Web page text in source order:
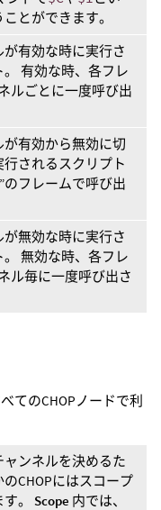
とができます。
有効な時に実行さ
有効な時、各フレ
ルごとに一度呼び出
有効から無効に切
行されるスクリプト
のフレームで呼び出
無効な時に実行さ
無効な時、各フレ
ル毎に一度呼び出さ
てのCHOPノードで利
ンネルを決めるた
CHOPにはスコープ
。 Scope 内では、